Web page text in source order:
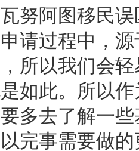
努阿图移民
请过程中，
所以我们会
如此。所以
多去了解一
完事需要做